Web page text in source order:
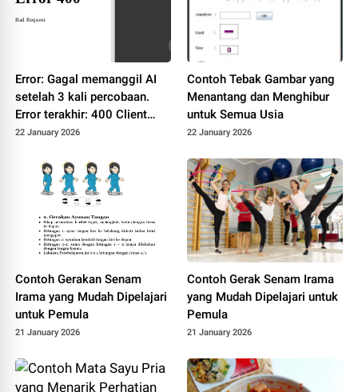
Error: Gagal memanggil AI
setelah 3 kali percobaan.
Error terakhir: 400 Client
Error: Bad Request for url:
intl.aliyuncs.com/compatibl
mode/v1/chat/completions
22 January 2026
Contoh Tebak Gambar yang
Menantang dan Menghibur
untuk Semua Usia
22 January 2026
Contoh Gerakan Senam
Irama yang Mudah Dipelajari
untuk Pemula
21 January 2026
Contoh Gerak Senam Irama
yang Mudah Dipelajari untuk
Pemula
21 January 2026